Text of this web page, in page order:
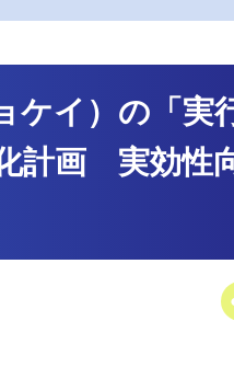
ケイ）の「実
計画 実効性